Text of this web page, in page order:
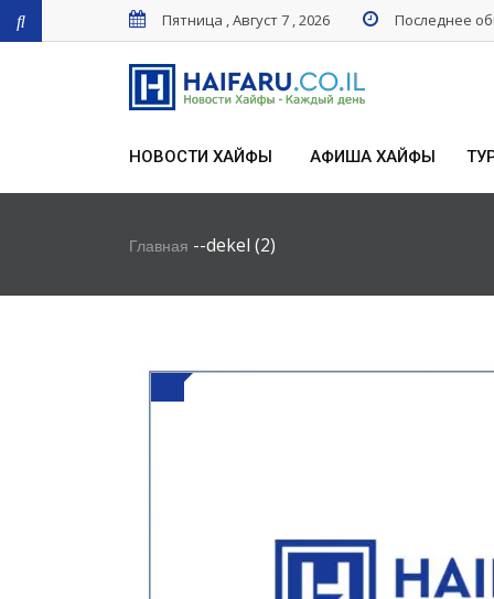
Пятница , Август 7 , 2026 Последнее
НОВОСТИ ХАЙФЫ АФИША ХАЙФЫ
Главная --dekel (2)